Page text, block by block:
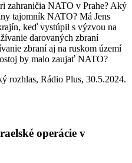
zahraničia NATO v Prahe? Aký
tajomník NATO? Má Jens
keď vystúpil s výzvou na
darovaných zbraní
zbraní aj na ruskom území
by malo zaujať NATO?
rozhlas, Rádio Plus, 30.5.2024.
operácie v